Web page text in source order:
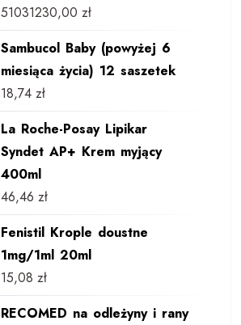
51031230,00 zł
Sambucol Baby (powyżej 6
miesiąca życia) 12 saszetek
18,74 zł
La Roche-Posay Lipikar
Syndet AP+ Krem myjący
400ml
46,46 zł
Fenistil Krople doustne
1mg/1ml 20ml
15,08 zł
RECOMED na odleżyny i rany